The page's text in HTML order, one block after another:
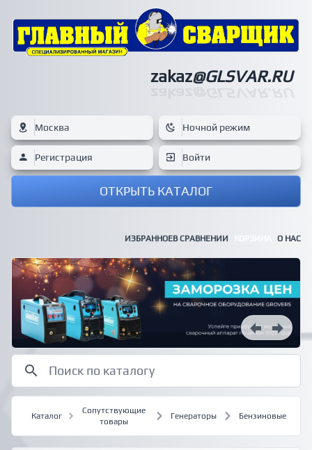
zakaz@GLSVAR.RU
Москва Ночной режим
Регистрация Войти
ОТКРЫТЬ КАТАЛОГ
ИЗБРАННОЕВ СРАВНЕНИИ О НАС
Каталог
Сопутствующие
товары
Генераторы Бензиновые